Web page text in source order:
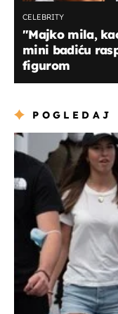
CELEBRITY
"Majko mila,
mini badiću
figurom
POGLEDAJ